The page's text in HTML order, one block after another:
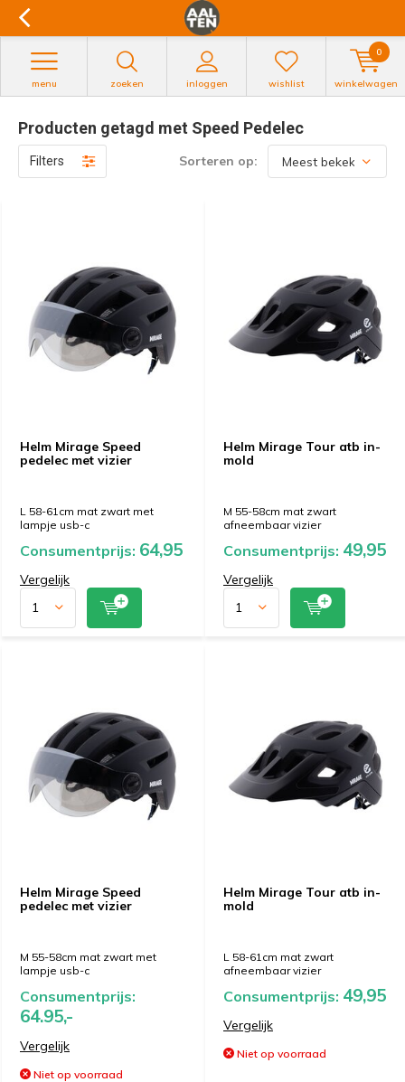
zoeken inloggen
menu wishlist winkelwagen
0
Producten getagd met Speed Pedelec
Filters Sorteren op:
Helm Mirage Speed
pedelec met vizier
L 58-61cm mat zwart met
lampje usb-c
Consumentprijs: 64,95
Vergelijk
Helm Mirage Tour atb in-
mold
M 55-58cm mat zwart
afneembaar vizier
Consumentprijs: 49,95
Vergelijk
Helm Mirage Speed
pedelec met vizier
M 55-58cm mat zwart met
lampje usb-c
Consumentprijs:
64.95,-
Vergelijk
Niet op voorraad
Helm Mirage Tour atb in-
mold
L 58-61cm mat zwart
afneembaar vizier
Consumentprijs: 49,95
Vergelijk
Niet op voorraad